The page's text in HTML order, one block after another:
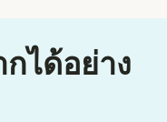
กได้อย่าง